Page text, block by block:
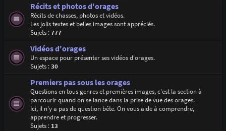
Récits et photos d'orages
Récits de chasses, photos et vidéos.
Les jolis textes et belles images sont appréciés.
Sujets :777
Vidéos d'orages
Un espace pour présenter ses vidéos d'orages.
Sujets :30
Premiers pas sous les orages
Questions en tous genres et premières images, c'est la section à
parcourir quand on se lance dans la prise de vue des orages.
Ici, il n'y a pas de question bête. On vous aide à comprendre,
apprendre et progresser.
Sujets : 13